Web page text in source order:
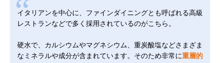
イタリアンを中心に、ファインダイニングとも呼ばれる高級
レストランなどで多く採用されているのがこちら。
硬水で、カルシウムやマグネシウム、重炭酸塩などさまざま
なミネラルや成分が含まれています。そのため非常に重層的